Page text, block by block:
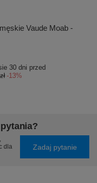
Vaude Moab -
30 dni przed
-13%
dla
Zadaj pytanie